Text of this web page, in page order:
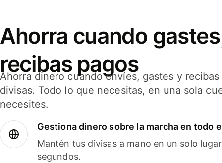
Ahorra cuando
recibas pagos
Ahorra dinero cuando envíes, gastes y
divisas. Todo lo que necesitas, en una sola
necesites.
Gestiona dinero sobre la marcha en todo
Mantén tus divisas a mano en un solo
segundos.